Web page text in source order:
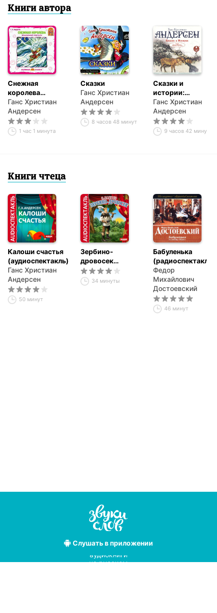
Книги автора
Снежная
королева
(спектакль)
Ганс Христиан
Андерсен
1 час 1 минута
Сказки
Ганс Христиан
Андерсен
8 часов 48 минут
Сказки и
истории:
Снежная
королева. Оле
Лукойе.
Русалочка.
Огниво и другие
Ганс Христиан
Андерсен
9 часов 42 минуты
Книги чтеца
Калоши счастья
(аудиоспектакль)
Ганс Христиан
Андерсен
50 минут
Зербино-
дровосек
(спектакль)
34 минуты
Бабуленька
(радиоспектакль
по роману
«Игрок»)
Федор
Михайлович
Достоевский
46 минут
Слушатьв приложении
Лучшие
аудиокниги
на русском